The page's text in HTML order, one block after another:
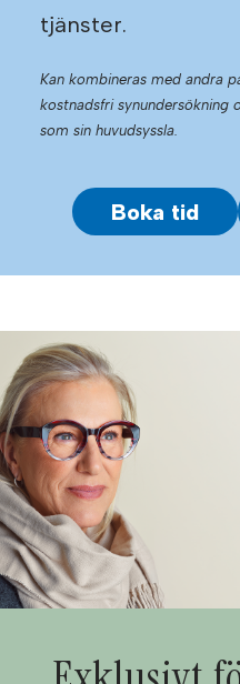
tjänster.
Kan kombineras med andra
kostnadsfri synundersökning
som sin huvudsyssla.
Boka tid